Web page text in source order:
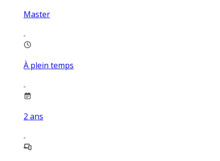
Master
À plein temps
2 ans